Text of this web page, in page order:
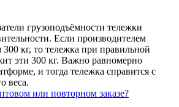
грузоподъёмности тележки
Если производителем
кг, то тележка при правильной
эти 300 кг. Важно равномерно
и тогда тележка справится с
веса.
или повторном заказе?